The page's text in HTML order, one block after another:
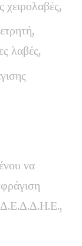
λαβές,
να
Δ.Ε.Δ.Δ.Η.Ε.,